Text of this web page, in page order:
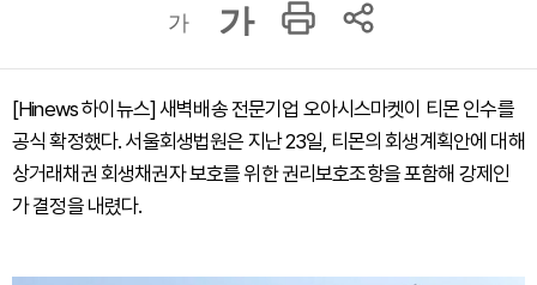
가 가
[Hinews 하이뉴스] 새벽배송 전문기업 오아시스마켓이 티몬 인수를
공식 확정했다. 서울회생법원은 지난 23일, 티몬의 회생계획안에 대해
상거래채권 회생채권자 보호를 위한 권리보호조항을 포함해 강제인
가 결정을 내렸다.